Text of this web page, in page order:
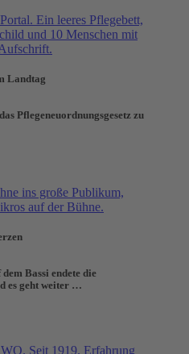
Landtag
Pflegeneuordnungsgesetz zu
Bassi endete die
es geht weiter …